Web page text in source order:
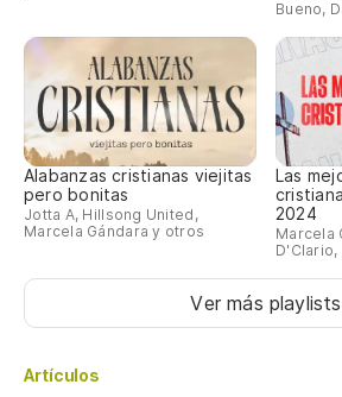
Bueno,
Alabanzas cristianas viejitas
pero bonitas
Jotta A, Hillsong United,
Marcela Gándara y otros
Las
2024
Marcela
D'Clario,
Ver más playlists
Artículos